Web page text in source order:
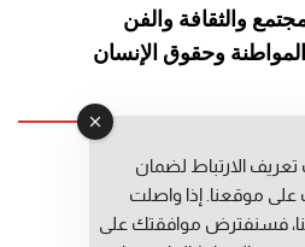
والثقافة والفن
وحقوق الإنسان
عبد الرحيم التوراني
المعطي قبال
فاطمة حوحو
الارتباط لضمان
موقعنا. إذا واصلت
فسنفترض موافقتك على